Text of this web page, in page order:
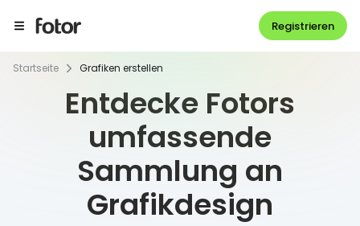
Registrieren
Startseite Grafiken erstellen
Entdecke Fotors
umfassende
Sammlung an
Grafikdesign